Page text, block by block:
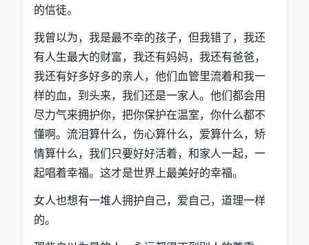
的信徒。
我曾以为，我是最不幸的孩子，但我错了，我还
有人生最大的财富，我还有妈妈，我还有爸爸，
我还有好多好多的亲人，他们血管里流着和我一
样的血，到头来，我们还是一家人。他们都会用
尽力气来拥护你，把你保护在温室，你什么都不
懂啊。流泪算什么，伤心算什么，爱算什么，矫
情算什么，我们只要好好活着，和家人一起，一
起唱着幸福。这才是世界上最美好的幸福。
女人也想有一堆人拥护自己，爱自己，道理一样
的。